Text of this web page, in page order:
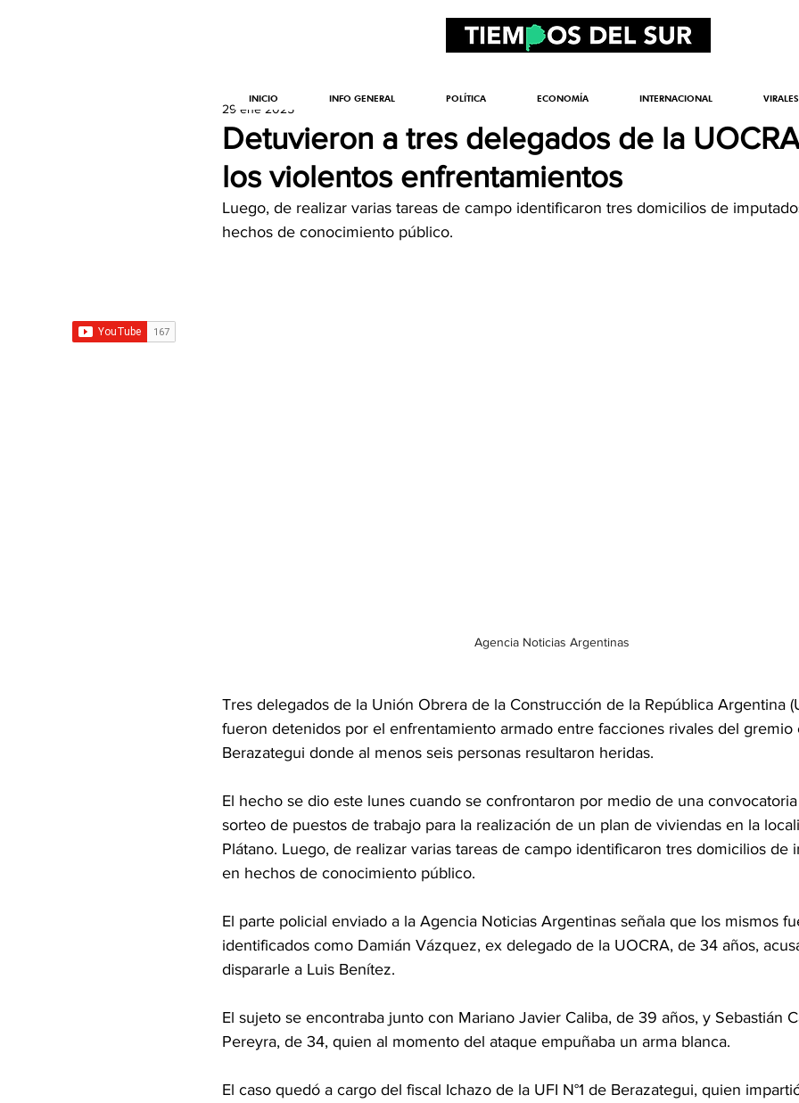
Detuvieron a tres delegados de la
los violentos enfrentamientos
29 ene 2025
Luego, de realizar varias tareas de campo identificaron tres domicilios de
hechos de conocimiento público.
Agencia Noticias Argentinas
Tres delegados de la Unión Obrera de la Construcción de la República Argentina
fueron detenidos por el enfrentamiento armado entre facciones rivales del gremio
Berazategui donde al menos seis personas resultaron heridas.
El hecho se dio este lunes cuando se confrontaron por medio de una
sorteo de puestos de trabajo para la realización de un plan de viviendas en la
Plátano. Luego, de realizar varias tareas de campo identificaron tres domicilios de
en hechos de conocimiento público.
El parte policial enviado a la Agencia Noticias Argentinas señala que los mismos
identificados como Damián Vázquez, ex delegado de la UOCRA, de 34 años,
dispararle a Luis Benítez.
El sujeto se encontraba junto con Mariano Javier Caliba, de 39 años, y Sebastián
Pereyra, de 34, quien al momento del ataque empuñaba un arma blanca.
El caso quedó a cargo del fiscal Ichazo de la UFI N°1 de Berazategui, quien
INICIO INFO GENERAL POLÍTICA ECONOMÍA INTERNACIONAL VIRALES